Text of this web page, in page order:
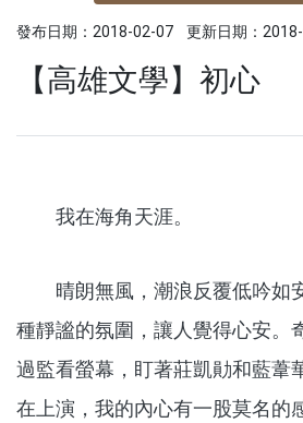
發布日期：2018-02-07 更新日期：
【高雄文學】初心
我在海角天涯。
晴朗無風，潮浪反覆低吟如
種靜謐的氛圍，讓人覺得心安。
過監看螢幕，盯著莊凱勛和藍葦
在上演，我的內心有一股莫名的